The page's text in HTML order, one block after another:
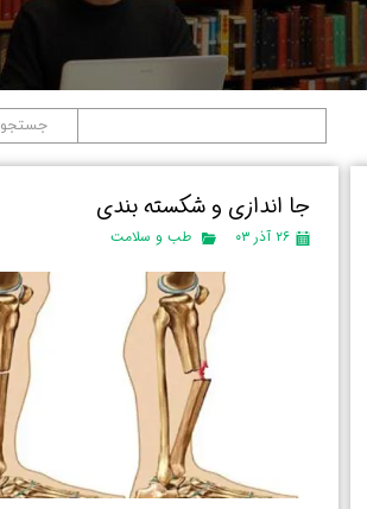
جا اندازی و شکسته بندی
۲۶ آذر ۰۳ طب و سلامت
جستجو